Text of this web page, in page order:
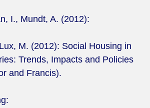
I., Mundt, A. (2012):
M. (2012): Social Housing in
Trends, Impacts and Policies
and Francis).